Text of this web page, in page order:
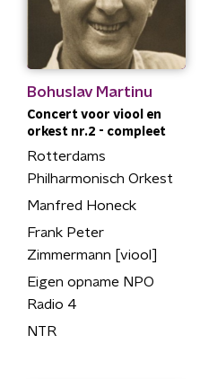
Bohuslav Martinu
Concert voor viool en
orkest nr.2 - compleet
Rotterdams
Philharmonisch Orkest
Manfred Honeck
Frank Peter
Zimmermann [viool]
Eigen opname NPO
Radio 4
NTR